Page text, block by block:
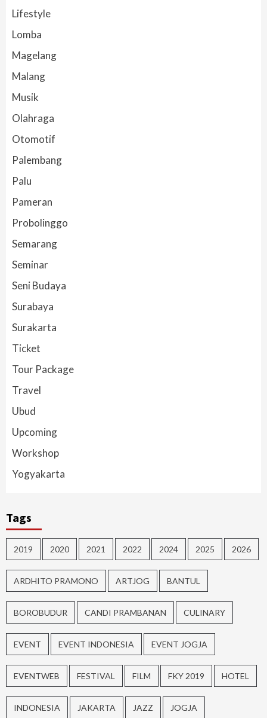
Lifestyle
Lomba
Magelang
Malang
Musik
Olahraga
Otomotif
Palembang
Palu
Pameran
Probolinggo
Semarang
Seminar
Seni Budaya
Surabaya
Surakarta
Ticket
Tour Package
Travel
Ubud
Upcoming
Workshop
Yogyakarta
Tags
2019 2020 2021 2022 2024 2025 2026
ARDHITO PRAMONO ARTJOG BANTUL
BOROBUDUR CANDI PRAMBANAN CULINARY
EVENT EVENT INDONESIA EVENT JOGJA
EVENTWEB FESTIVAL FILM FKY 2019 HOTEL
INDONESIA JAKARTA JAZZ JOGJA